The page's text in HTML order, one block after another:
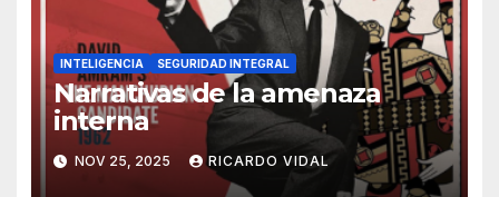
INTELIGENCIA SEGURIDAD INTEGRAL
Narrativas de la amenaza
interna
NOV 25, 2025 RICARDO VIDAL